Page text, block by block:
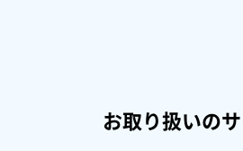
お取り扱いの